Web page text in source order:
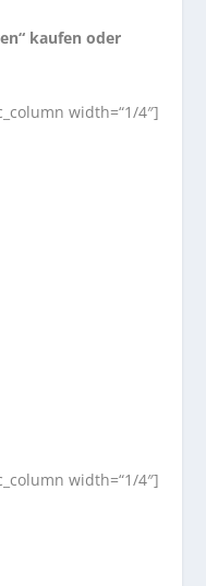
kaufen oder
width=“1/4″]
width=“1/4″]